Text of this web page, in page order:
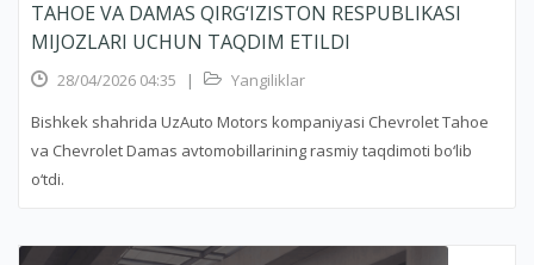
TAHOE VA DAMAS QIRG‘IZISTON RESPUBLIKASI
MIJOZLARI UCHUN TAQDIM ETILDI
28/04/2026 04:35 |
Yangiliklar
Bishkek shahrida UzAuto Motors kompaniyasi Chevrolet Tahoe
va Chevrolet Damas avtomobillarining rasmiy taqdimoti bo‘lib
o‘tdi.